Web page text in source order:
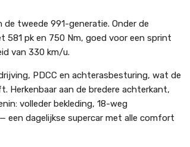
tweede 991-generatie. Onder de
pk en 750 Nm, goed voor een sprint
van 330 km/u.
PDCC en achterasbesturing, wat de
Herkenbaar aan de bredere achterkant,
volleder bekleding, 18-weg
een dagelijkse supercar met alle comfort